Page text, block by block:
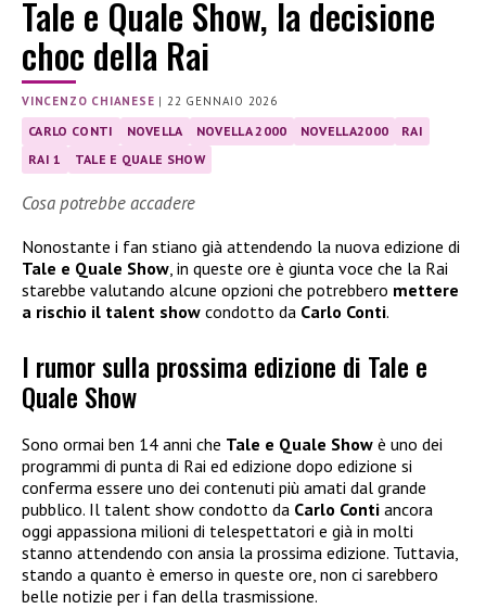
Tale e Quale Show, la decisione
choc della Rai
VINCENZO CHIANESE |22 GENNAIO 2026
CARLO CONTI NOVELLA NOVELLA 2000 NOVELLA2000
RAI
RAI 1
TALE E QUALE SHOW
Cosa potrebbe accadere
Nonostante i fan stiano già attendendo la nuova edizione di
Tale e Quale Show , in queste ore è giunta voce che la Rai
starebbe valutando alcune opzioni che potrebbero mettere
a rischio il talent show condotto da Carlo Conti.
I rumor sulla prossima edizione di Tale e
Quale Show
Sono ormai ben 14 anni che Tale e Quale Show è uno dei
programmi di punta di Rai ed edizione dopo edizione si
conferma essere uno dei contenuti più amati dal grande
pubblico. Il talent show condotto da Carlo Conti ancora
oggi appassiona milioni di telespettatori e già in molti
stanno attendendo con ansia la prossima edizione. Tuttavia,
stando a quanto è emerso in queste ore, non ci sarebbero
belle notizie per i fan della trasmissione.